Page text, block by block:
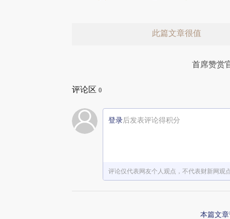
此篇文章很值
首席赞赏
评论区 0
登录后发表评论得积分
评论仅代表网友个人观点，不代表财新网观
本篇文